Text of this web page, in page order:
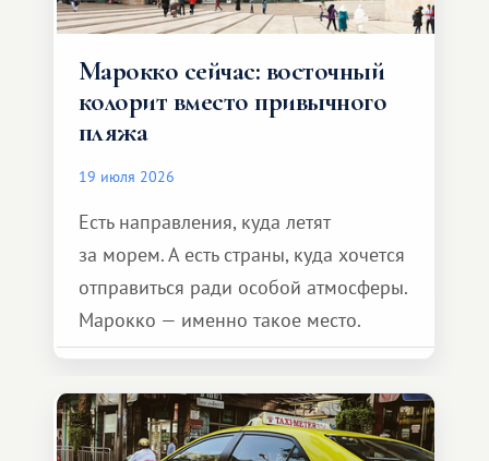
Марокко сейчас: восточный
колорит вместо привычного
пляжа
19 июля 2026
Есть направления, куда летят
за морем. А есть страны, куда хочется
отправиться ради особой атмосферы.
Марокко — именно такое место.